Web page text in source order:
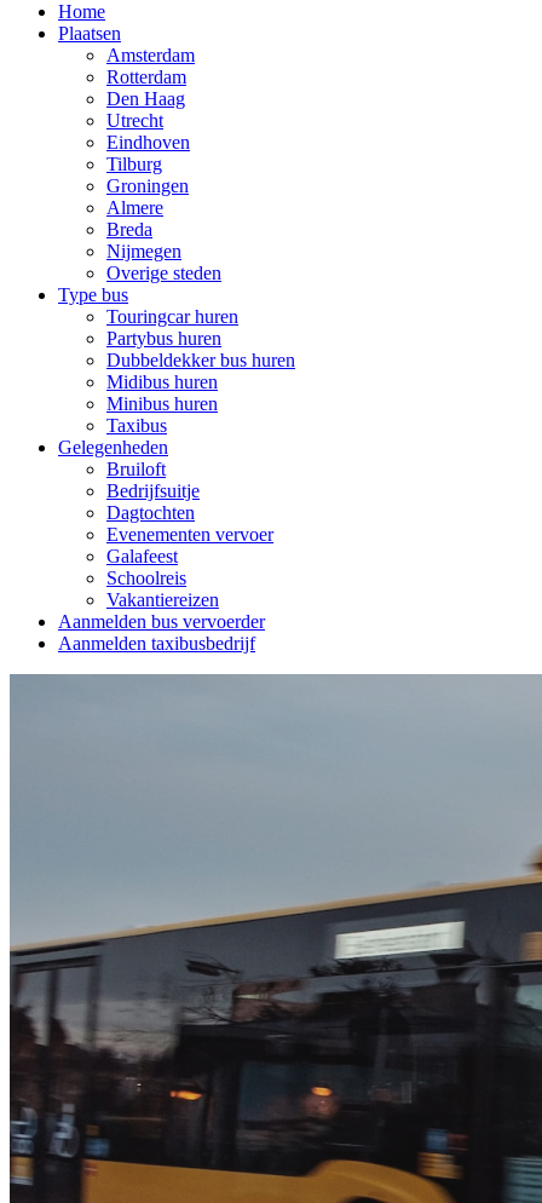
Home
Plaatsen
Amsterdam
Rotterdam
Den Haag
Utrecht
Eindhoven
Tilburg
Groningen
Almere
Breda
Nijmegen
Overige steden
Type bus
Touringcar huren
Partybus huren
Dubbeldekker bus huren
Midibus huren
Minibus huren
Taxibus
Gelegenheden
Bruiloft
Bedrijfsuitje
Dagtochten
Evenementen vervoer
Galafeest
Schoolreis
Vakantiereizen
Aanmelden bus vervoerder
Aanmelden taxibusbedrijf